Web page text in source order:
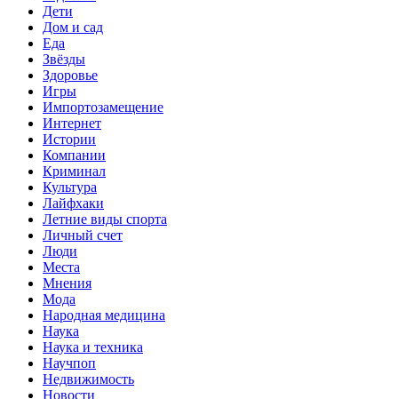
Дети
Дом и сад
Еда
Звёзды
Здоровье
Игры
Импортозамещение
Интернет
Истории
Компании
Криминал
Культура
Лайфхаки
Летние виды спорта
Личный счет
Люди
Места
Мнения
Мода
Народная медицина
Наука
Наука и техника
Научпоп
Недвижимость
Новости